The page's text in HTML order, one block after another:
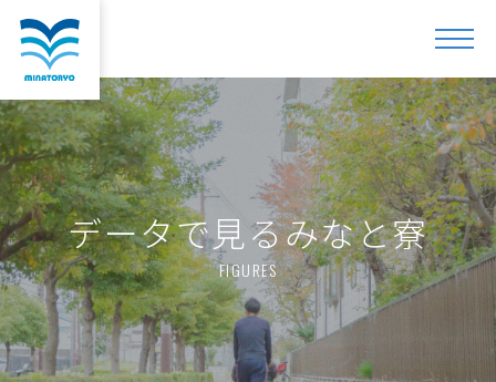
データで見るみなと寮
FIGURES